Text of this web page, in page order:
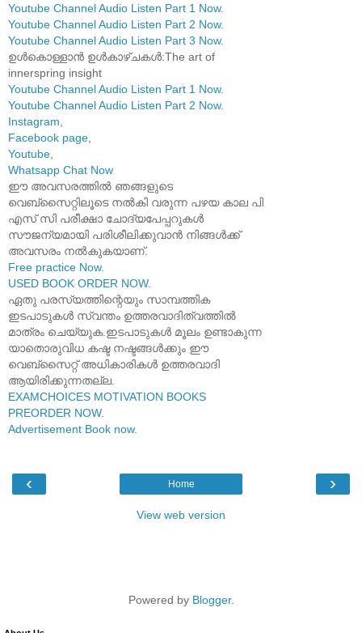
Youtube Channel Audio Listen Part 1 Now.
Youtube Channel Audio Listen Part 2 Now.
Youtube Channel Audio Listen Part 3 Now.
ഉൾകൊള്ളാൻ ഉൾകാഴ്ചകൾ:The art of
innerspring insight
Youtube Channel Audio Listen Part 1 Now.
Youtube Channel Audio Listen Part 2 Now.
Instagram,
Facebook page,
Youtube,
Whatsapp Chat Now
ഈ അവസരത്തിൽ ഞങ്ങളുടെ
വെബ്സൈറ്റിലൂടെ നൽകി വരുന്ന പഴയ കാല പി
എസ് സി പരീക്ഷാ ചോദ്യപേപ്പറുകൾ
സൗജന്യമായി പരിശീലിക്കുവാൻ നിങ്ങൾക്ക്
അവസരം നൽകുകയാണ്.
Free practice Now.
USED BOOK ORDER NOW.
ഏതു പരസ്യത്തിന്റെയും സാമ്പത്തിക
ഇടപാടുകൾ സ്വന്തം ഉത്തരവാദിത്വത്തിൽ
മാത്രം ചെയ്യുക.ഇടപാടുകൾ മൂലം ഉണ്ടാകുന്ന
യാതൊരുവിധ കഷ്ട നഷ്ടങ്ങൾക്കും ഈ
വെബ്സൈറ്റ് അധികാരികൾ ഉത്തരവാദി
ആയിരിക്കുന്നതല്ല.
EXAMCHOICES MOTIVATION BOOKS
PREORDER NOW.
Advertisement Book now.
‹ ›
Home
View web version
Powered by Blogger.